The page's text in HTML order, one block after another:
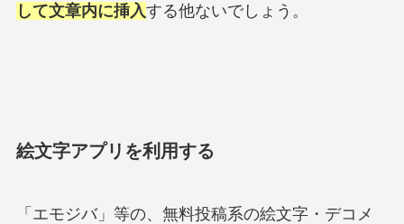
して文章内に挿入する他ないでしょう。
絵文字アプリを利用する
「エモジバ」等の、無料投稿系の絵文字・デコメ